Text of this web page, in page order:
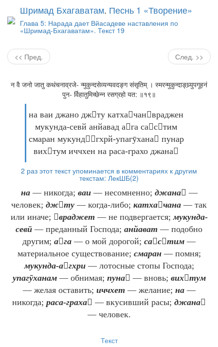
Шримад Бхагаватам. Песнь 1 «Творение»
Глава 5: Нарада дает Вйасадеве наставления по
«Шримад-Бхагаватам». Текст 19
<< Пред. След. >>
न वै जनो जातु कथंचनाव्रजे- न्मुकुन्दसेव्यन्यवदङ्ग संसृतिम् । स्मरन्मुकुन्दाङ्घ्र्युपगूहनं
पुन- र्विहातुमिच्छेन्न रसग्रहो यत: ॥१९॥
на ваи джано джту катхачанвраджен
мукунда-севй анйавад ага састим
смаран мукундгхрй-упагӯхана пунар
вихтум иччхен на раса-грахо джана
2 раз этот текст упоминается в комментариях к другим
текстам: ЛекШБ(2)
на— никогда; ваи— несомненно; джана —
человек; джту — когда-либо; катхачана — так
или иначе; враджет — не подвергается;мукунда-
севӣ — преданный Господа; анйават — подобно
другим; ага — о мой дорогой; састим —
материальное существование; смаран— помня;
мукунда-агхри— лотосные стопы Господа;
упагӯханам— обнимая; пуна — вновь; вихтум
— желая оставить; иччхет — желание; на—
никогда; раса-граха — вкусивший расы; джана
— человек.
Текст